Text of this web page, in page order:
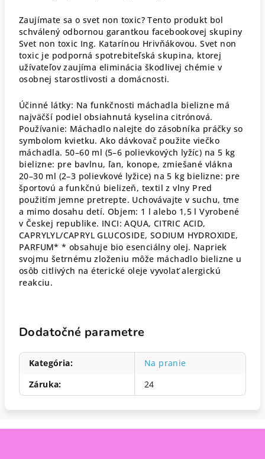
Zaujímate sa o svet non toxic? Tento produkt bol
schválený odbornou garantkou facebookovej skupiny
Svet non toxic Ing. Katarínou Hrivňákovou. Svet non
toxic je podporná spotrebiteľská skupina, ktorej
užívateľov zaujíma eliminácia škodlivej chémie v
osobnej starostlivosti a domácnosti.
Účinné látky: Na funkčnosti máchadla bielizne má
najväčší podiel obsiahnutá kyselina citrónová.
Používanie: Máchadlo nalejte do zásobníka práčky so
symbolom kvietku. Ako dávkovač použite viečko
máchadla. 50–60 ml (5–6 polievkových lyžíc) na 5 kg
bielizne: pre bavlnu, ľan, konope, zmiešané vlákna
20–30 ml (2–3 polievkové lyžice) na 5 kg bielizne: pre
športovú a funkčnú bielizeň, textil z vlny Pred
použitím jemne pretrepte. Uchovávajte v suchu, tme
a mimo dosahu detí. Objem: 1 l alebo 1,5 l Vyrobené
v Českej republike. INCI: AQUA, CITRIC ACID,
CAPRYLYL/CAPRYL GLUCOSIDE, SODIUM HYDROXIDE,
PARFUM* * obsahuje bio esenciálny olej. Napriek
svojmu šetrnému zloženiu môže máchadlo bielizne u
osôb citlivých na éterické oleje vyvolať alergickú
reakciu.
Dodatočné parametre
Kategória:
Na pranie
Záruka: 24